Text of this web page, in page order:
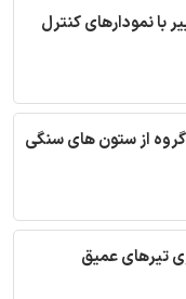
نمودارهای کنترل
از ستون های سنگی
تیرهای عمیق